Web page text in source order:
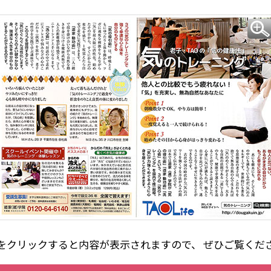
クリックすると内容が表示されますので、 ぜひご覧くだ